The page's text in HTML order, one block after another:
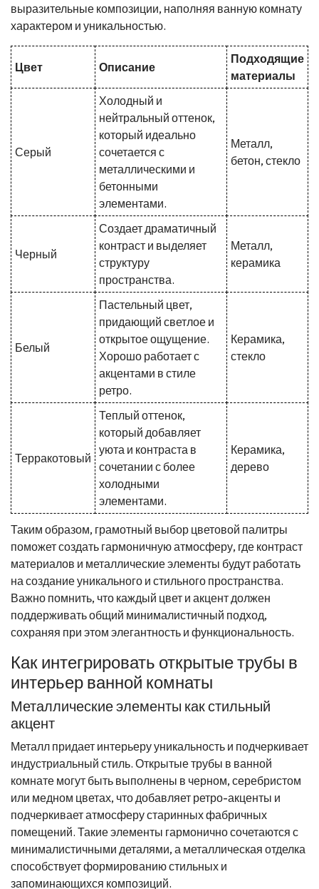
выразительные композиции, наполняя ванную комнату
характером и уникальностью.
Цвет Описание
Подходящие
материалы
Серый
Холодный и
нейтральный оттенок,
который идеально
сочетается с
металлическими и
бетонными
элементами.
Металл,
бетон, стекло
Черный
Создает драматичный
контраст и выделяет
структуру
пространства.
Металл,
керамика
Белый
Пастельный цвет,
придающий светлое и
открытое ощущение.
Хорошо работает с
акцентами в стиле
ретро.
Керамика,
стекло
Терракотовый
Теплый оттенок,
который добавляет
уюта и контраста в
сочетании с более
холодными
элементами.
Керамика,
дерево
Таким образом, грамотный выбор цветовой палитры
поможет создать гармоничную атмосферу, где контраст
материалов и металлические элементы будут работать
на создание уникального и стильного пространства.
Важно помнить, что каждый цвет и акцент должен
поддерживать общий минималистичный подход,
сохраняя при этом элегантность и функциональность.
Как интегрировать открытые трубы в
интерьер ванной комнаты
Металлические элементы как стильный
акцент
Металл придает интерьеру уникальность и подчеркивает
индустриальный стиль. Открытые трубы в ванной
комнате могут быть выполнены в черном, серебристом
или медном цветах, что добавляет ретро-акценты и
подчеркивает атмосферу старинных фабричных
помещений. Такие элементы гармонично сочетаются с
минималистичными деталями, а металлическая отделка
способствует формированию стильных и
запоминающихся композиций.